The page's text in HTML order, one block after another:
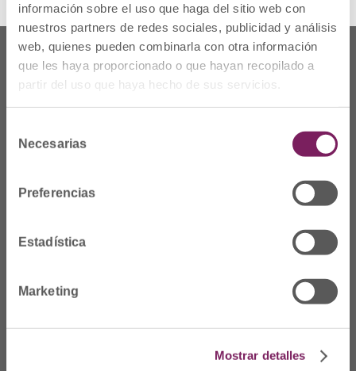
información sobre el uso que haga del sitio web con
nuestros partners de redes sociales, publicidad y análisis
web, quienes pueden combinarla con otra información
que les haya proporcionado o que hayan recopilado a
partir del uso que haya hecho de sus servicios.
Necesarias
Preferencias
Estadística
Marketing
Mostrar detalles
Non gaude
20006 Donostia/San